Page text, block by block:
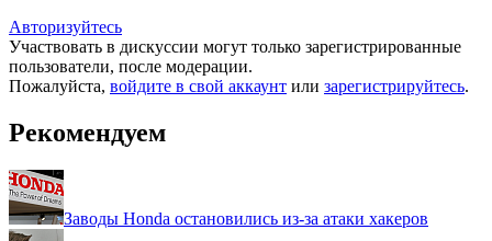
Авторизуйтесь
Участвовать в дискуссии могут только зарегистрированные
пользователи, после модерации.
Пожалуйста, войдите в свой аккаунт или зарегистрируйтесь.
Рекомендуем
Заводы Honda остановились из-за атаки хакеров